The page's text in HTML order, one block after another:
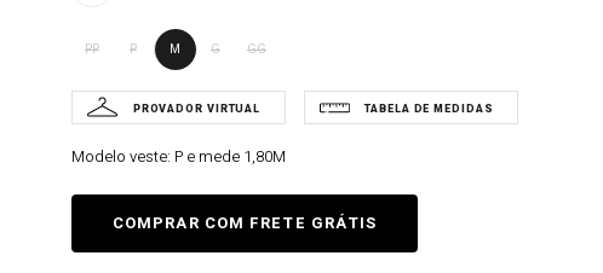
PP P M G GG
Modelo veste: P e mede 1,80M